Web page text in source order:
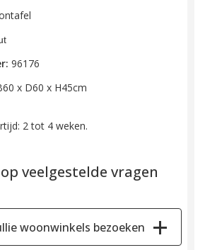
96176
x D60 x H45cm
2 tot 4 weken.
veelgestelde vragen
woonwinkels bezoeken